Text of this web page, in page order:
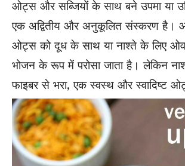
ओट्स और सब्जियों के साथबनेउपमा या
एक अद्वितीय और अनुकूलित संस्करण है।
ओट्स को दूध के साथ या नाश्ते के लिए
भोजन के रूप में परोसा जाता है। लेकिन
फाइबर से भरा, एक स्वस्थ और स्वादिष्ट